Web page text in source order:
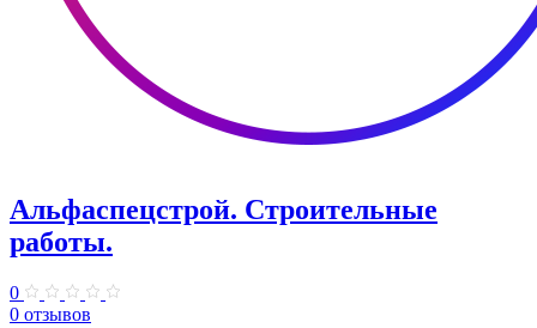
Альфаспецстрой. Строительные
работы.
0
0 отзывов